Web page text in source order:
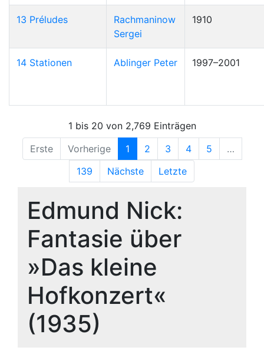
13 Préludes
Rachmaninow
Sergei
1910
14 Stationen Ablinger Peter 1997–2001
1 bis 20 von 2,769 Einträgen
Erste
Vorherige 1 2 3 4 5
…
139
Nächste Letzte
Edmund Nick:
Fantasie über
»Das kleine
Hofkonzert«
(1935)